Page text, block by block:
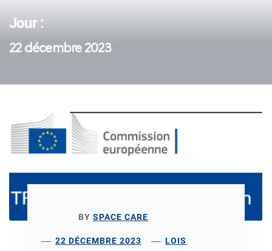
Jour :
22 décembre 2023
BY SPACE CARE
22 DÉCEMBRE 2023 LOIS